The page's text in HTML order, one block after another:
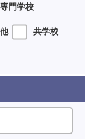
門学校
共学校